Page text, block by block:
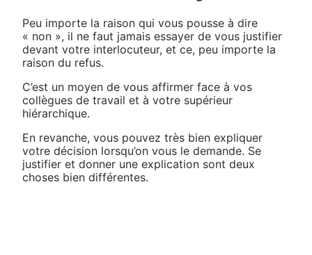
Peu importe la raison qui vous pousse à dire
« non », il ne faut jamais essayer de vous justifier
devant votre interlocuteur, et ce, peu importe la
raison du refus.
C’est un moyen de vous affirmer face à vos
collègues de travail et à votre supérieur
hiérarchique.
En revanche, vous pouvez très bien expliquer
votre décision lorsqu’on vous le demande. Se
justifier et donner une explication sont deux
choses bien différentes.